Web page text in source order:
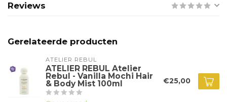
Reviews
Gerelateerde producten
ATELIER REBUL
ATELIER REBUL Atelier
Rebul - Vanilla Mochi Hair
& Body Mist 100ml €25,00